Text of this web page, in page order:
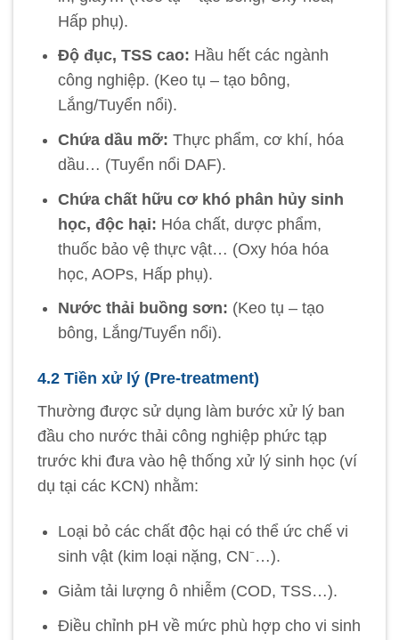
Hấp phụ).
Độ đục, TSS cao: Hầu hết các ngành
công nghiệp. (Keo tụ – tạo bông,
Lắng/Tuyển nổi).
Chứa dầu mỡ: Thực phẩm, cơ khí, hóa
dầu… (Tuyển nổi DAF).
Chứa chất hữu cơ khó phân hủy sinh
học, độc hại: Hóa chất, dược phẩm,
thuốc bảo vệ thực vật… (Oxy hóa hóa
học, AOPs, Hấp phụ).
Nước thải buồng sơn: (Keo tụ – tạo
bông, Lắng/Tuyển nổi).
4.2 Tiền xử lý (Pre-treatment)
Thường được sử dụng làm bước xử lý ban
đầu cho nước thải công nghiệp phức tạp
trước khi đưa vào hệ thống xử lý sinh học (ví
dụ tại các KCN) nhằm:
Loại bỏ các chất độc hại có thể ức chế vi
sinh vật (kim loại nặng, CN⁻…).
Giảm tải lượng ô nhiễm (COD, TSS…).
Điều chỉnh pH về mức phù hợp cho vi sinh